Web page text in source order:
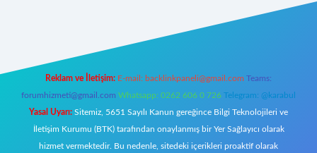
Reklam ve İletişim: E-mail: backlinkpaneli@gmail.com Teams:
forumhizmeti@gmail.com Whatsapp: 0262 606 0 726 Telegram: @karabul
Yasal Uyarı: Sitemiz, 5651 Sayılı Kanun gereğince Bilgi Teknolojileri ve
İletişim Kurumu (BTK) tarafından onaylanmış bir Yer Sağlayıcı olarak
hizmet vermektedir. Bu nedenle, sitedeki içerikleri proaktif olarak